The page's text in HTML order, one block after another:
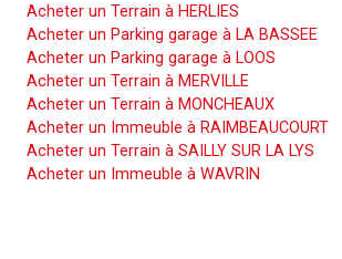
Acheter un Terrain à HERLIES
Acheter un Parking garage à LA BASSEE
Acheter un Parking garage à LOOS
Acheter un Terrain à MERVILLE
Acheter un Terrain à MONCHEAUX
Acheter un Immeuble à RAIMBEAUCOURT
Acheter un Terrain à SAILLY SUR LA LYS
Acheter un Immeuble à WAVRIN